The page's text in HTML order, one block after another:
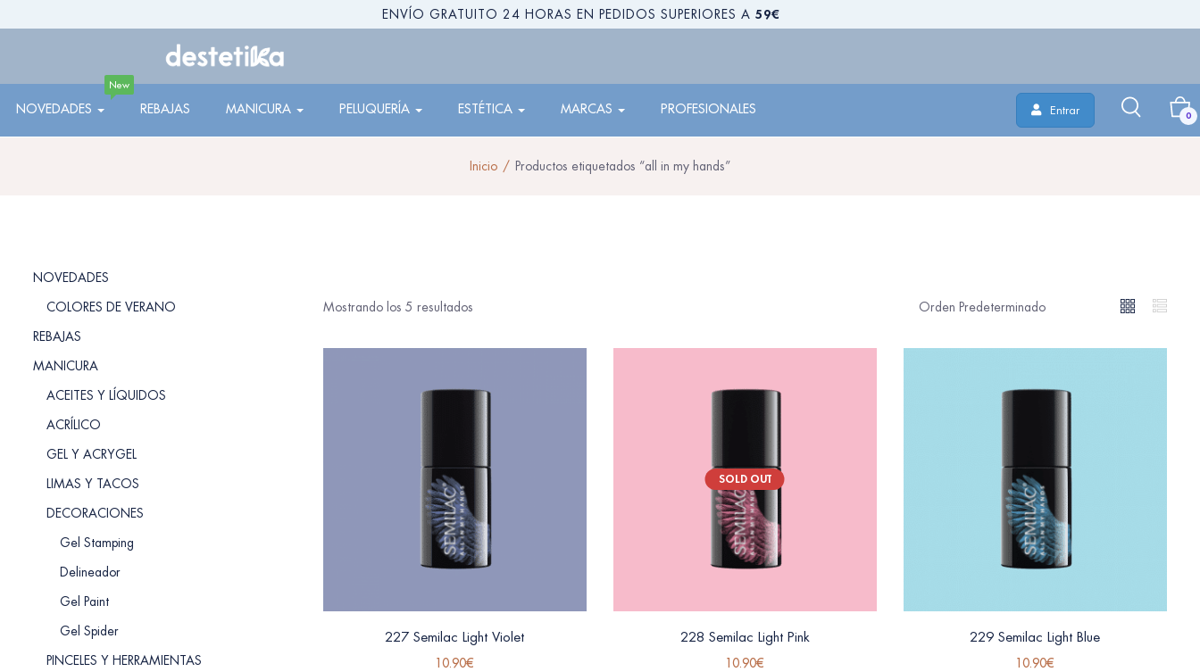
ENVÍO GRATUITO 24 HORAS EN PEDIDOS SUPERIORES A 59€
NOVEDADES
New
REBAJAS MANICURA PELUQUERÍA ESTÉTICA MARCAS PROFESIONALES Entrar 0
Inicio Productos etiquetados “all in my hands”
NOVEDADES
COLORES DE VERANO
REBAJAS
MANICURA
ACEITES Y LÍQUIDOS
ACRÍLICO
GEL Y ACRYGEL
LIMAS Y TACOS
DECORACIONES
Gel Stamping
Delineador
Gel Paint
Gel Spider
PINCELES Y HERRAMIENTAS
Mostrando los 5 resultados
227 Semilac Light Violet
10.90€
SOLD OUT
228 Semilac Light Pink
10.90€
229 Semilac Light Blue
10.90€